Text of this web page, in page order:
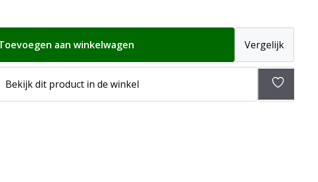
aan winkelwagen Vergelijk
Bekijk dit product in de winkel